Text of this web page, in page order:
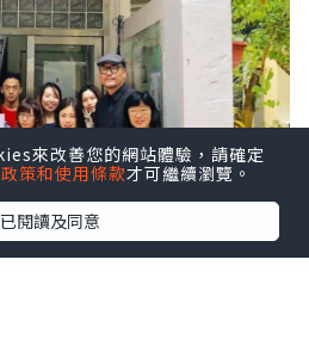
來改善您的網站體驗，請確定
策和使用條款才可繼續瀏覽。
閱讀及同意